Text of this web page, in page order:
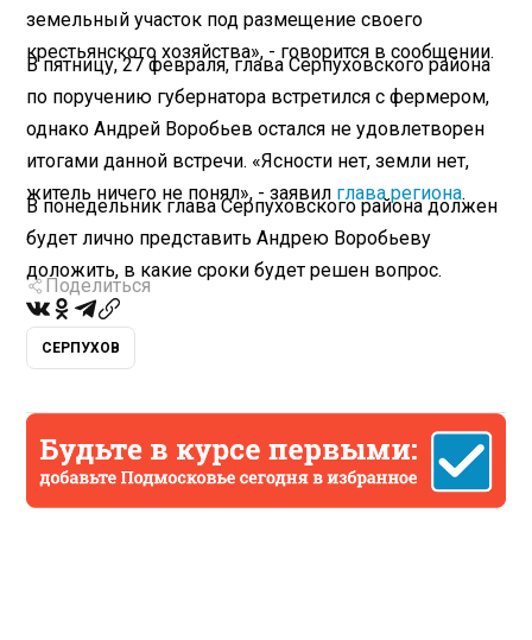
земельный участок под размещение своего
крестьянского хозяйства», - говорится в сообщении.
В пятницу, 27 февраля, глава Серпуховского района
по поручению губернатора встретился с фермером,
однако Андрей Воробьев остался не удовлетворен
итогами данной встречи. «Ясности нет, земли нет,
житель ничего не понял», - заявил глава региона.
В понедельник глава Серпуховского района должен
будет лично представить Андрею Воробьеву
доложить, в какие сроки будет решен вопрос.
Поделиться
СЕРПУХОВ